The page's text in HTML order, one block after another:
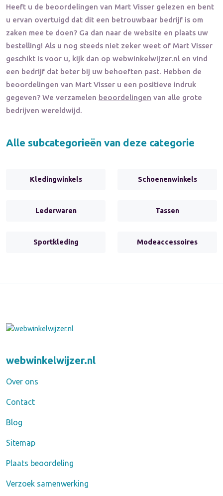
Heeft u de beoordelingen van Mart Visser gelezen en bent
u ervan overtuigd dat dit een betrouwbaar bedrijf is om
zaken mee te doen? Ga dan naar de website en plaats uw
bestelling! Als u nog steeds niet zeker weet of Mart Visser
geschikt is voor u, kijk dan op webwinkelwijzer.nl en vind
een bedrijf dat beter bij uw behoeften past. Hebben de
beoordelingen van Mart Visser u een positieve indruk
gegeven? We verzamelen beoordelingen van alle grote
bedrijven wereldwijd.
Alle subcategorieën van deze categorie
Kledingwinkels Schoenenwinkels
Lederwaren Tassen
Sportkleding Modeaccessoires
webwinkelwijzer.nl
Over ons
Contact
Blog
Sitemap
Plaats beoordeling
Verzoek samenwerking